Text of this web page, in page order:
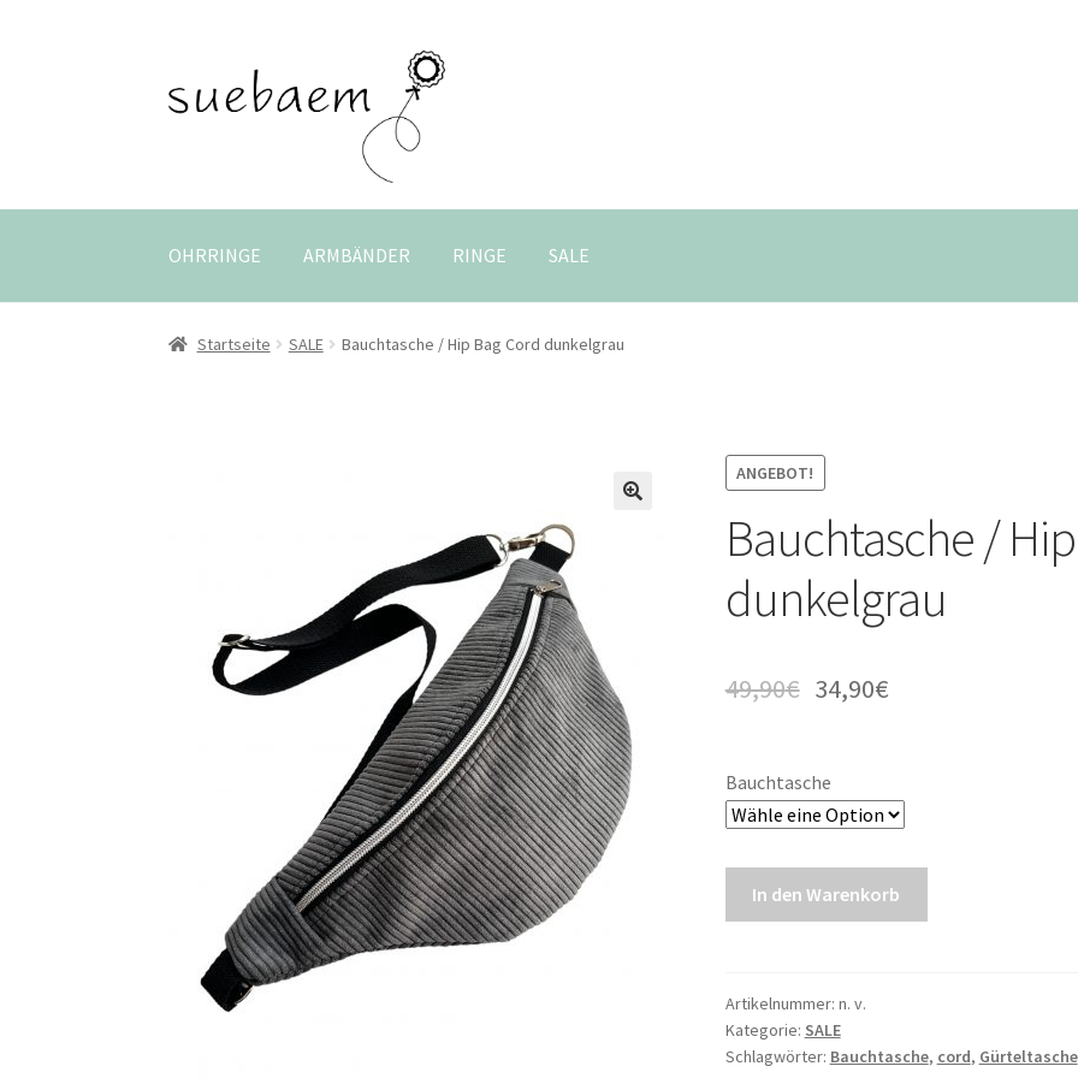
Navigation
Inhalt
OHRRINGE ARMBÄNDER RINGE SALE
Startseite SALE Bauchtasche / Hip Bag Cord dunkelgrau
ANGEBOT!
Bauchtasche /
dunkelgrau
49,90€ 34,90€
Bauchtasche
In den Warenkorb
Artikelnummer: n. v.
Kategorie: SALE
Schlagwörter: Bauchtasche, cord, Gürteltasche